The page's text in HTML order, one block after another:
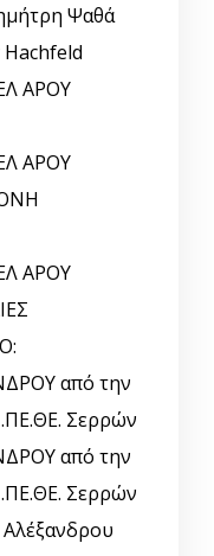
Ψαθά
ΑΡΟΥ
ΑΡΟΥ
ΑΡΟΥ
από την
Σερρών
από την
Σερρών